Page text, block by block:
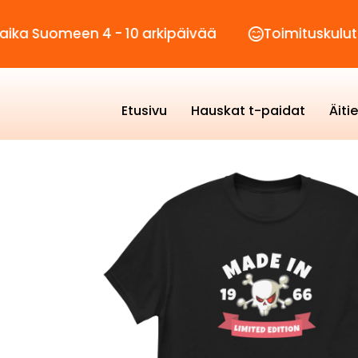
4 - 10 arkipäivää Toimituskulut vain
Etusivu Hauskat t-paidat